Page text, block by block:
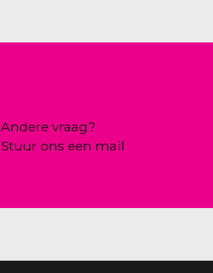
Andere vraag?
Stuur ons een mail